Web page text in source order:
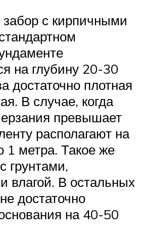
с кирпичными
на глубину 20-30
достаточно плотная
В случае, когда
превышает
располагают на
1 метра. Такое же
грунтами,
влагой. В остальных
достаточно
на 40-50